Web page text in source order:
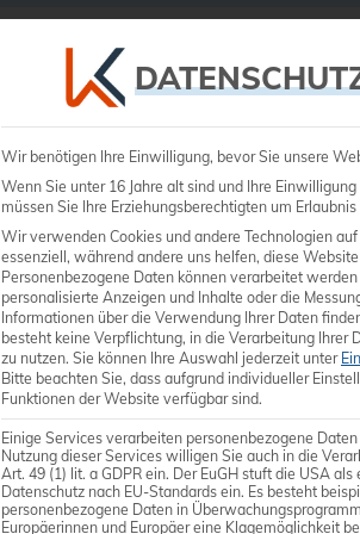
Ultraschall
Wir benötigen Ihre Einwilligung, bevor Sie unsere
Wenn Sie unter 16 Jahre alt sind und Ihre
müssen Sie Ihre Erziehungsberechtigten um Erlaubnis
Wir verwenden Cookies und andere Technologien
essenziell, während andere uns helfen, diese
Personenbezogene Daten können verarbeitet werden
personalisierte Anzeigen und Inhalte oder die
Informationen über die Verwendung Ihrer Daten
besteht keine Verpflichtung, in die Verarbeitung
zu nutzen. Sie können Ihre Auswahl jederzeit unter
Bitte beachten Sie, dass aufgrund individueller
Funktionen der Website verfügbar sind.
Einige Services verarbeiten personenbezogene
Nutzung dieser Services willigen Sie auch in die
Art. 49 (1) lit. a GDPR ein. Der EuGH stuft die USA
Datenschutz nach EU-Standards ein. Es besteht
personenbezogene Daten in
Europäerinnen und Europäer eine Klagemöglichkeit